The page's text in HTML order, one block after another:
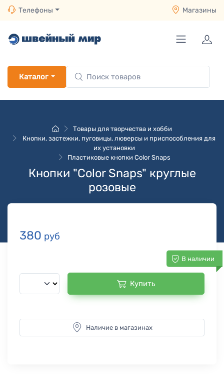
Телефоны Магазины
Каталог
Товары для творчества и хобби
Кнопки, застежки, пуговицы, люверсы и приспособления для
их установки
Пластиковые кнопки Color Snaps
Кнопки "Color Snaps" круглые
розовые
380 руб
В наличии
Купить
Наличие в магазинах